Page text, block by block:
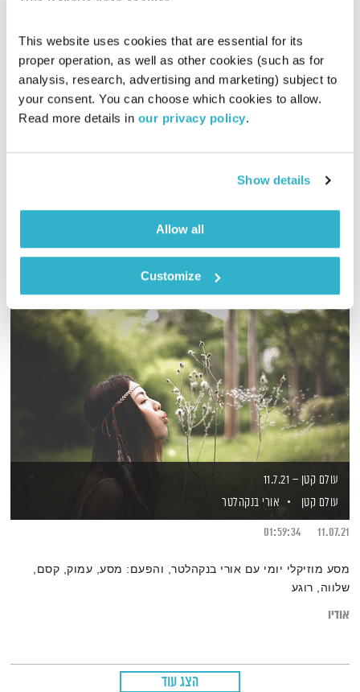
This website uses cookies that are essential for its
proper operation, as well as other cookies (such as for
analysis, research, advertising and marketing) subject to
your consent. You can choose which cookies to allow.
Read more details in our privacy policy.
Show details
Allow all
Customize
כל יום מחדש – 23.10.22
כל יום מחדש
אמיר פרי
עולם קטן – 11.7.21
עולם קטן
אורי בנקהלטר
11.07.21
01:59:34
מסע מוזיקלי יומי עם אורי בנקהלטר, והפעם: מסע, עמוק, קסם,
שלווה, רוגע
אודיו
הצג עוד